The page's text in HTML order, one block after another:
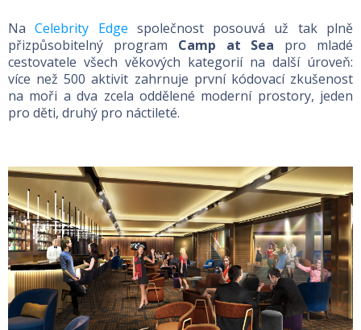
NaCelebrity Edge společnost posouvá už tak plně
přizpůsobitelný program Camp at Sea pro mladé
cestovatele všech věkových kategorií na další úroveň:
více než 500 aktivit zahrnuje první kódovací zkušenost
na moři a dva zcela oddělené moderní prostory, jeden
pro děti, druhý pro náctileté.